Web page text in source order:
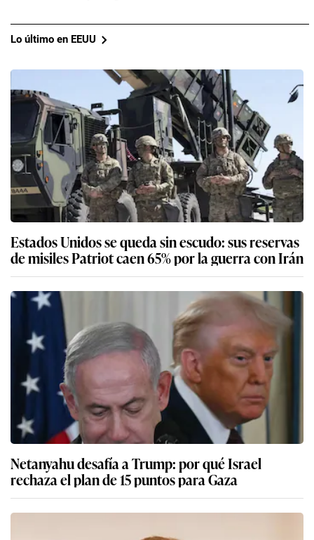
Lo último en EEUU
Estados Unidos se queda sin escudo: sus reservas
de misiles Patriot caen 65% por la guerra con Irán
Netanyahu desafía a Trump: por qué Israel
rechaza el plan de 15 puntos para Gaza